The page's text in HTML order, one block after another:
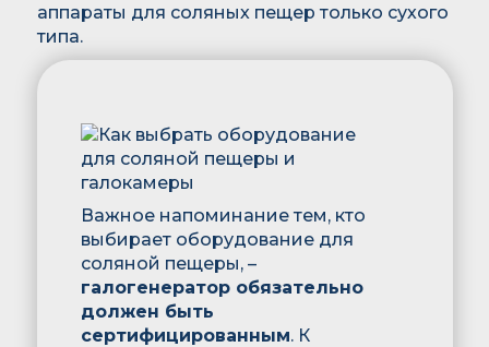
аппараты для соляных пещер только сухого
типа.
Важное напоминание тем, кто
выбирает оборудование для
соляной пещеры, –
галогенератор обязательно
должен быть
сертифицированным. К